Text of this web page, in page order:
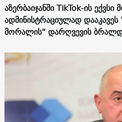
აზერბაიჯანში TikTok-ის
ადმინისტრაციულად
მორალის“ დარღვევის